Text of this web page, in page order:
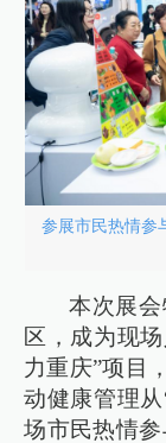
参展市民热情参
本次展
区，成为现
力重庆”项目
动健康管理
场市民热情